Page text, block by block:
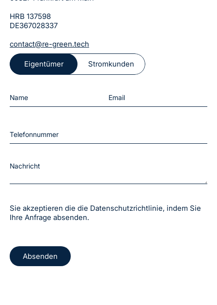
HRB 137598
DE367028337
contact@re-green.tech
Eigentümer Stromkunden
Sie akzeptieren die die Datenschutzrichtlinie, indem Sie
Ihre Anfrage absenden.